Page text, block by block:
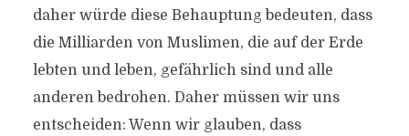
daher würde diese Behauptung bedeuten, dass
die Milliarden von Muslimen, die auf der Erde
lebten und leben, gefährlich sind und alle
anderen bedrohen. Daher müssen wir uns
entscheiden: Wenn wir glauben, dass